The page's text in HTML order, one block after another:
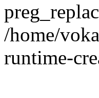
/home/
runtime-